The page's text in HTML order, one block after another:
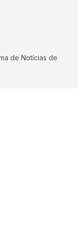
de Notícias de